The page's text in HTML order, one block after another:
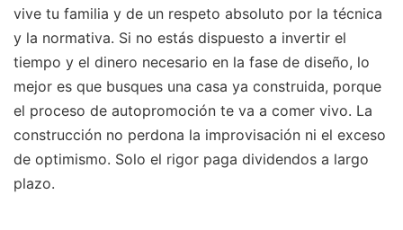
vive tu familia y de un respeto absoluto por la técnica
y la normativa. Si no estás dispuesto a invertir el
tiempo y el dinero necesario en la fase de diseño, lo
mejor es que busques una casa ya construida, porque
el proceso de autopromoción te va a comer vivo. La
construcción no perdona la improvisación ni el exceso
de optimismo. Solo el rigor paga dividendos a largo
plazo.